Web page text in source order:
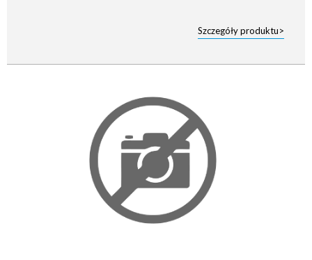
Szczegóły produktu>